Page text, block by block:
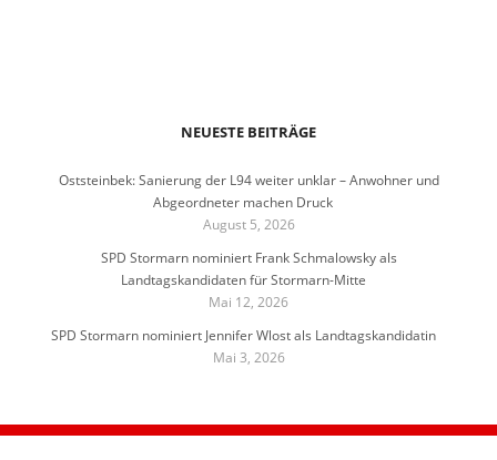
NEUESTE BEITRÄGE
Oststeinbek: Sanierung der L94 weiter unklar – Anwohner und
Abgeordneter machen Druck
August 5, 2026
SPD Stormarn nominiert Frank Schmalowsky als
Landtagskandidaten für Stormarn-Mitte
Mai 12, 2026
SPD Stormarn nominiert Jennifer Wlost als Landtagskandidatin
Mai 3, 2026